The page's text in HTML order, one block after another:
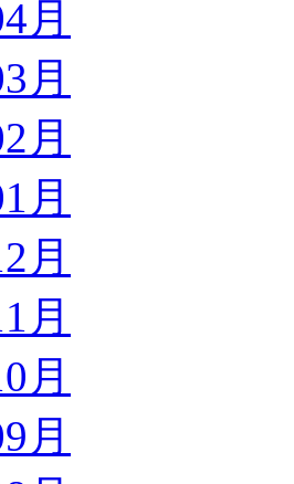
月
月
月
月
月
月
月
月